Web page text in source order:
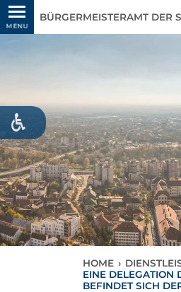
MENU
BÜRGERMEISTERAMT DER
HOME ›
EINE DELEGATION
BEFINDET SICH